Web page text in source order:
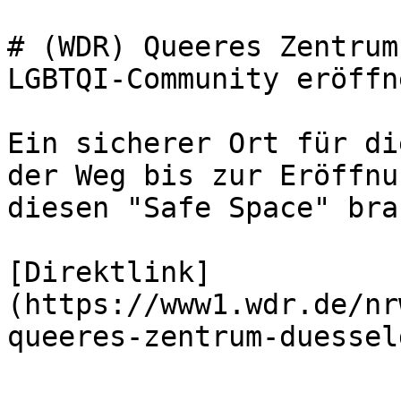
# (WDR) Queeres
LGBTQI-Community
Ein sicherer Ort für die
der Weg bis zur
diesen "Safe Space"
[Direktlink]
(https://www1.wdr.de/
queeres-zentrum-